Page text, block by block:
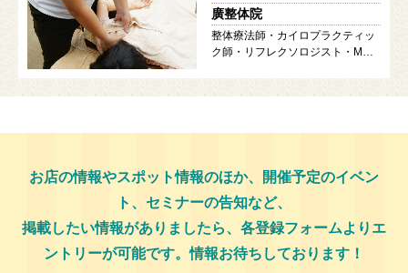
廣整体院
整体療法師・カイロプラクティッ
ク師・リフレクソロジスト・MEK
お店の情報やスポット情報のほか、開催予定のイベン
ト、セミナーの告知など、
掲載したい情報がありましたら、各登録フォームよりエ
ントリーが可能です。情報お待ちしております！